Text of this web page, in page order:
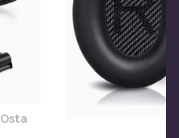
Lisää Kärcher SE 3 Compact
Osta